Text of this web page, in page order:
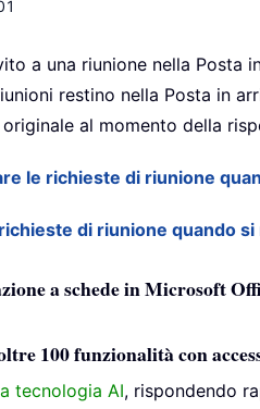
a una riunione nella
restino nella Posta in
al momento della
le richieste di riunione
di riunione quando
a schede in Microsoft
100 funzionalità con
tecnologia AI, rispondendo